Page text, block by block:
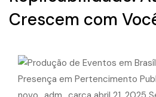
Crescem com